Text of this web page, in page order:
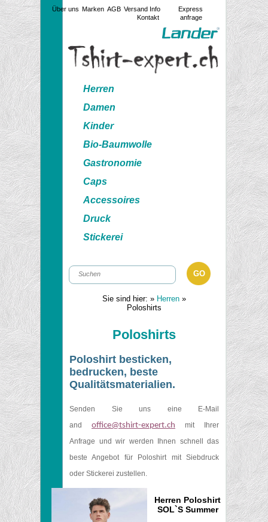
Über uns Marken AGB Versand Info
Kontakt
Express
anfrage
Herren
Damen
Kinder
Bio-Baumwolle
Gastronomie
Caps
Accessoires
Druck
Stickerei
Sie sind hier: » Herren »
Poloshirts
Poloshirts
Poloshirt besticken,
bedrucken, beste
Qualitätsmaterialien.
Senden Sie uns eine E-Mail
and office@tshirt-expert.ch mit Ihrer
Anfrage und wir werden Ihnen schnell das
beste Angebot für Poloshirt mit Siebdruck
oder Stickerei zustellen.
Herren Poloshirt
SOL`S Summer